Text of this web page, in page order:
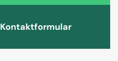
Kontaktformular